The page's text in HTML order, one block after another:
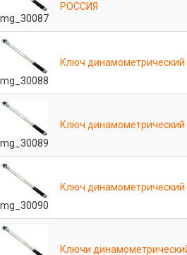
mg_30087
РОССИЯ
mg_30088
Ключ
mg_30089
Ключ
mg_30090
Ключ
Ключи